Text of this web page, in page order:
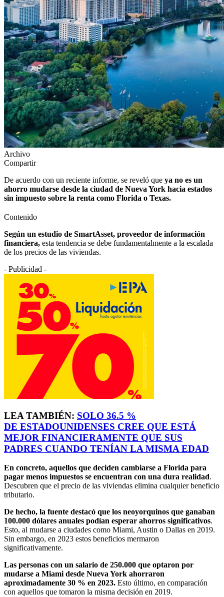
Archivo
Compartir
De acuerdo con un reciente informe, se reveló que ya no es un
ahorro mudarse desde la ciudad de Nueva York hacia estados
sin impuesto sobre la renta como Florida o Texas.
Contenido
Según un estudio de SmartAsset, proveedor de información
financiera, esta tendencia se debe fundamentalmente a la escalada
de los precios de las viviendas.
- Publicidad -
LEA TAMBIÉN: SOLO 36.5 %
DE ESTADOUNIDENSES CREE QUE ESTÁ
MEJOR FINANCIERAMENTE QUE SUS
PADRES CUANDO TENÍAN LA MISMA EDAD
En concreto, aquellos que deciden cambiarse a Florida para
pagar menos impuestos se encuentran con una dura realidad.
Descubren que el precio de las viviendas elimina cualquier beneficio
tributario.
De hecho, la fuente destacó que los neoyorquinos que ganaban
100.000 dólares anuales podían esperar ahorros significativos.
Esto, al mudarse a ciudades como Miami, Austin o Dallas en 2019.
Sin embargo, en 2023 estos beneficios mermaron
significativamente.
Las personas con un salario de 250.000 que optaron por
mudarse a Miami desde Nueva York ahorraron
aproximadamente 30 % en 2023. Esto último, en comparación
con aquellos que tomaron la misma decisión en 2019.